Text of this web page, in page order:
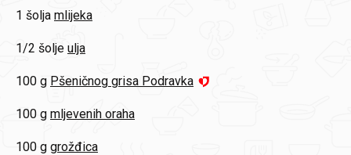
1 šolja mlijeka
1/2 šolje ulja
100 g Pšeničnog grisa Podravka
100 g mljevenih oraha
100 g grožđica